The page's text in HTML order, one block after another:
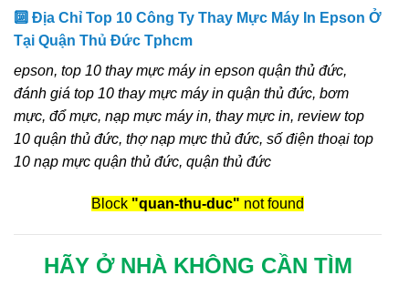
🔟 Địa Chỉ Top 10 Công Ty Thay Mực Máy In Epson Ở
Tại Quận Thủ Đức Tphcm
epson, top 10 thay mực máy in epson quận thủ đức,
đánh giá top 10 thay mực máy in quận thủ đức, bơm
mực, đổ mực, nạp mực máy in, thay mực in, review top
10 quận thủ đức, thợ nạp mực thủ đức, số điện thoại top
10 nạp mực quận thủ đức, quận thủ đức
Block "quan-thu-duc" not found
HÃY Ở NHÀ KHÔNG CẦN TÌM